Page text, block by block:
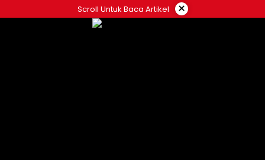
to
Scroll Untuk Baca Artikel ×